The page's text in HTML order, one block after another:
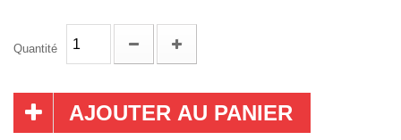
Quantité
AJOUTER AU PANIER